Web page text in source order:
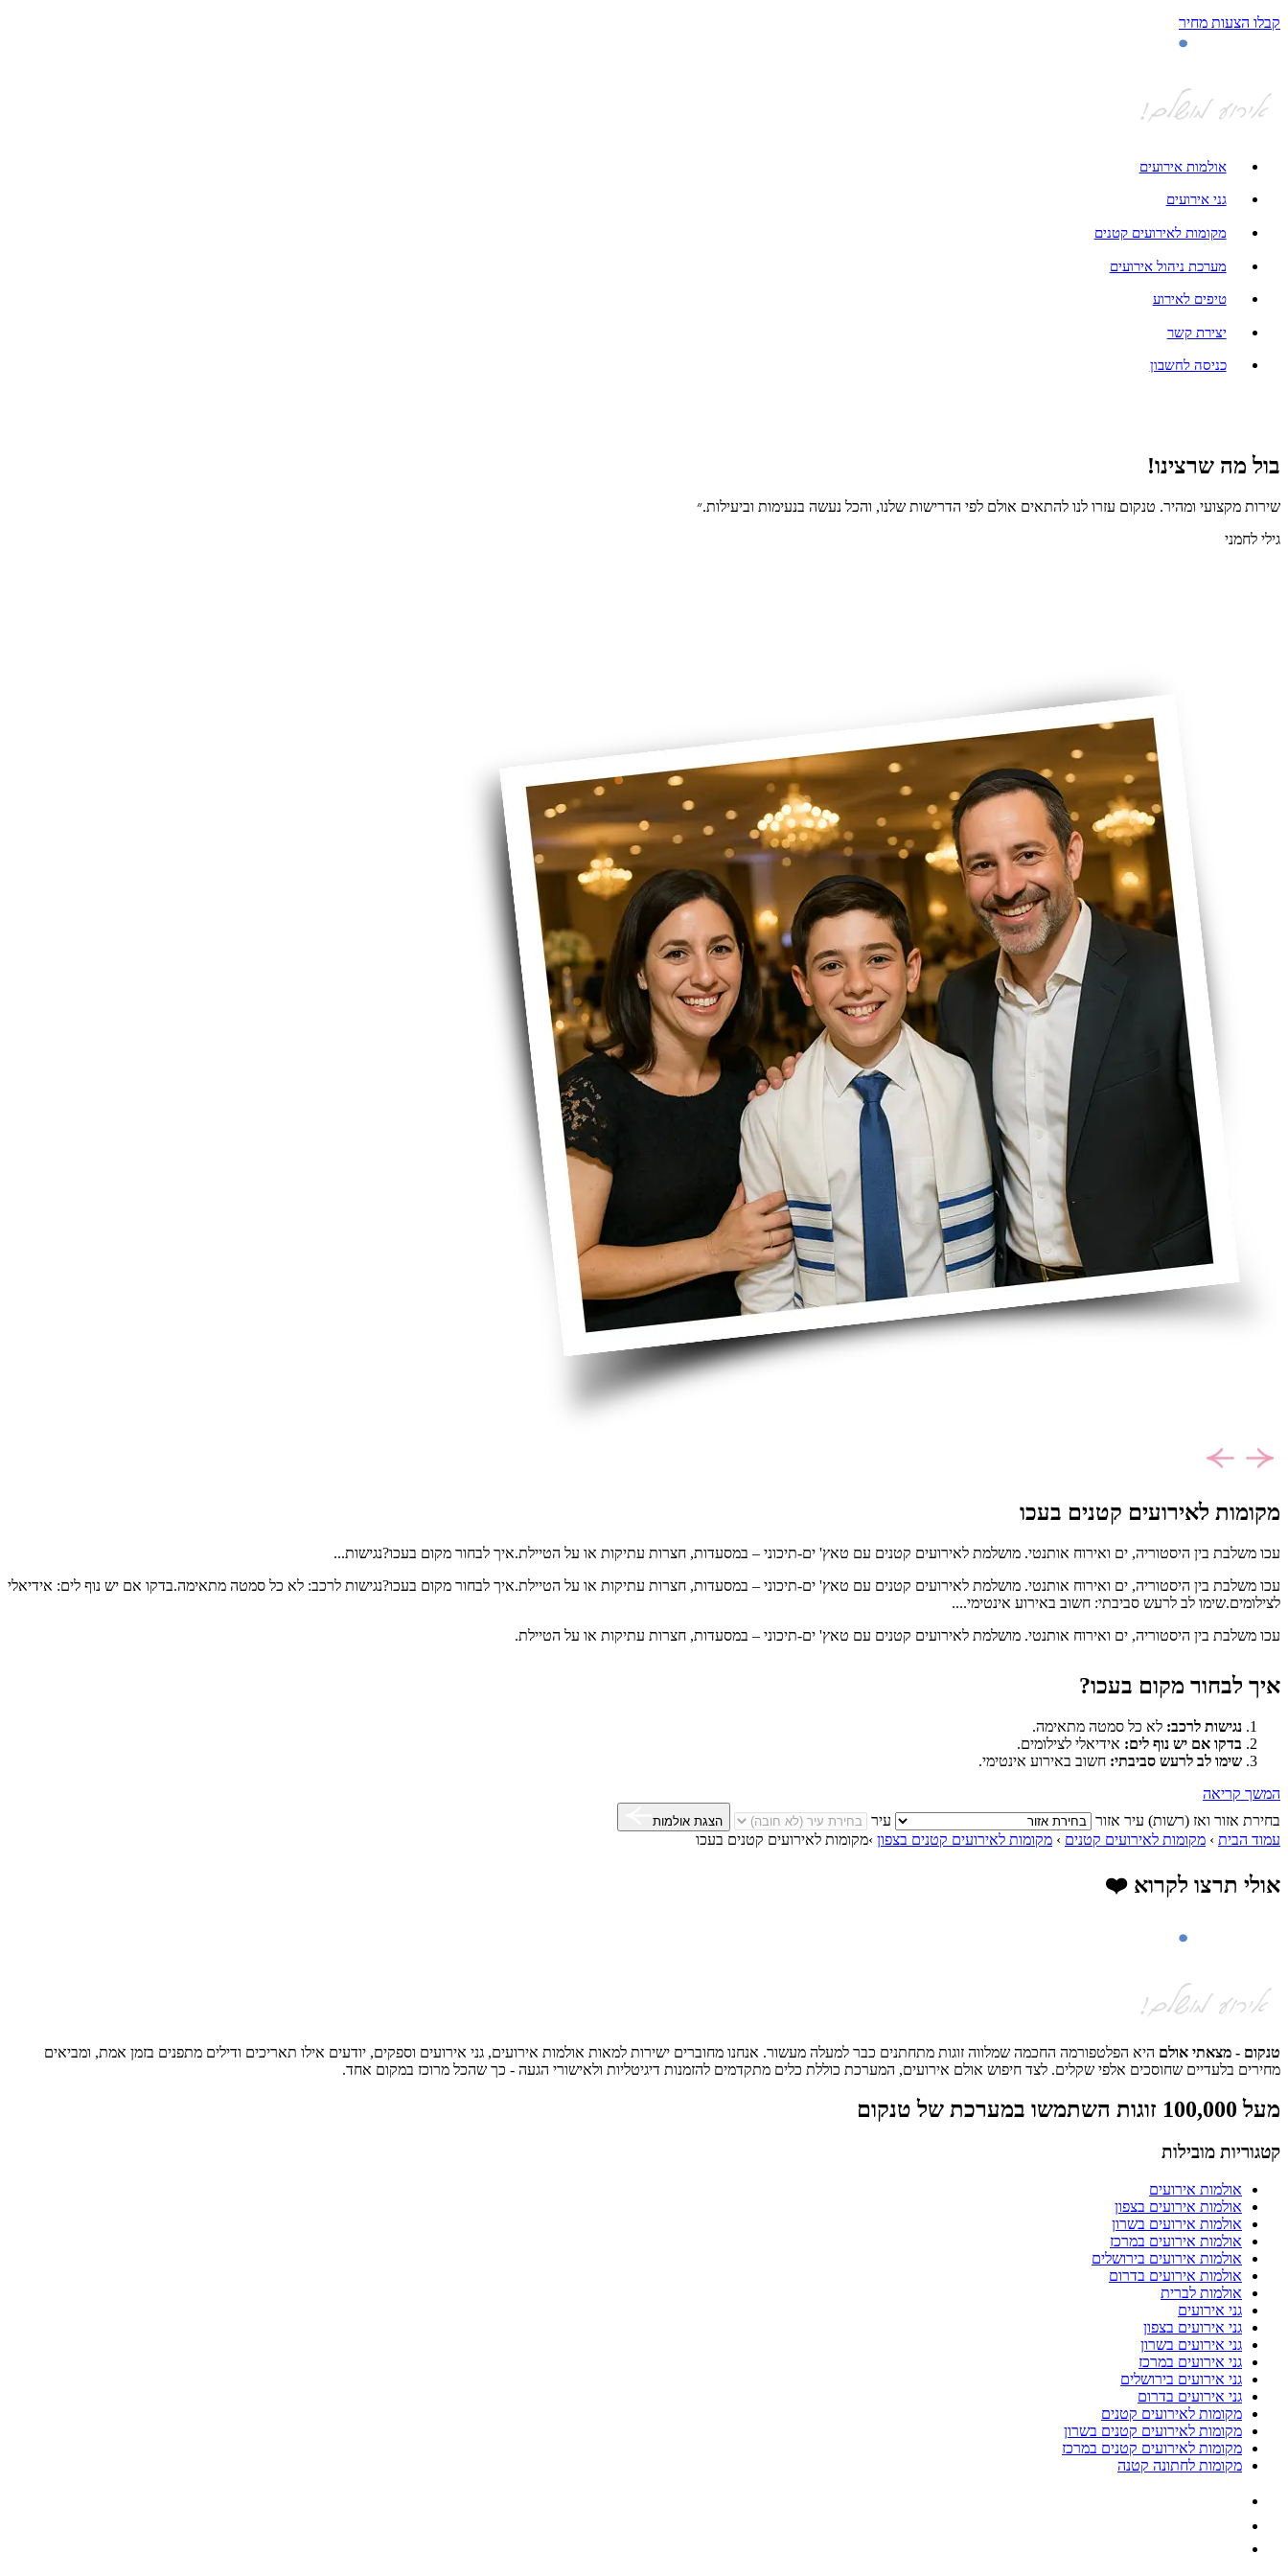
קבלו הצעות מחיר
אולמות אירועים
גני אירועים
מקומות לאירועים קטנים
מערכת ניהול אירועים
טיפים לאירוע
יצירת קשר
כניסה לחשבון
בול מה שרצינו!
שירות מקצועי ומהיר. טנקום עזרו לנו להתאים אולם לפי הדרישות שלנו, והכל נעשה בנעימות וביעילות.״
גילי לחמני
מקומות לאירועים קטנים בעכו
עכו משלבת בין היסטוריה, ים ואירוח אותנטי. מושלמת לאירועים קטנים עם טאץ' ים-תיכוני – במסעדות, חצרות עתיקות או על הטיילת.איך לבחור מקום בעכו?נגישות...
עכו משלבת בין היסטוריה, ים ואירוח אותנטי. מושלמת לאירועים קטנים עם טאץ' ים-תיכוני – במסעדות, חצרות עתיקות או על הטיילת.איך לבחור מקום בעכו?נגישות לרכב: לא כל סמטה מתאימה.בדקו אם יש נוף לים: אידיאלי
לצילומים.שימו לב לרעש סביבתי: חשוב באירוע אינטימי....
עכו משלבת בין היסטוריה, ים ואירוח אותנטי. מושלמת לאירועים קטנים עם טאץ' ים-תיכוני – במסעדות, חצרות עתיקות או על הטיילת.
איך לבחור מקום בעכו?
נגישות לרכב: לא כל סמטה מתאימה.
בדקו אם יש נוף לים: אידיאלי לצילומים.
שימו לב לרעש סביבתי: חשוב באירוע אינטימי.
המשך קריאה
בחירת אזור ואז (רשות) עיר אזור עיר הצגת אולמות
עמוד הבית › מקומות לאירועים קטנים › מקומות לאירועים קטנים בצפון ›מקומות לאירועים קטנים בעכו
אולי תרצו לקרוא ❤️
טנקום - מצאתי אולם היא הפלטפורמה החכמה שמלווה זוגות מתחתנים כבר למעלה מעשור. אנחנו מחוברים ישירות למאות אולמות אירועים, גני אירועים וספקים, יודעים אילו תאריכים ודילים מתפנים בזמן אמת, ומביאים
מחירים בלעדיים שחוסכים אלפי שקלים. לצד חיפוש אולם אירועים, המערכת כוללת כלים מתקדמים להזמנות דיגיטליות ולאישורי הגעה - כך שהכל מרוכז במקום אחד.
מעל 100,000 זוגות השתמשו במערכת של טנקום
קטגוריות מובילות
אולמות אירועים
אולמות אירועים בצפון
אולמות אירועים בשרון
אולמות אירועים במרכז
אולמות אירועים בירושלים
אולמות אירועים בדרום
אולמות לברית
גני אירועים
גני אירועים בצפון
גני אירועים בשרון
גני אירועים במרכז
גני אירועים בירושלים
גני אירועים בדרום
מקומות לאירועים קטנים
מקומות לאירועים קטנים בשרון
מקומות לאירועים קטנים במרכז
מקומות לחתונה קטנה